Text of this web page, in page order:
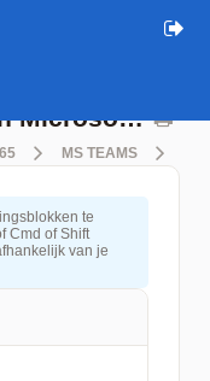
Werken met bestanden in Microsoft Teams
MS TEAMS
te
Cmd of Shift
van je